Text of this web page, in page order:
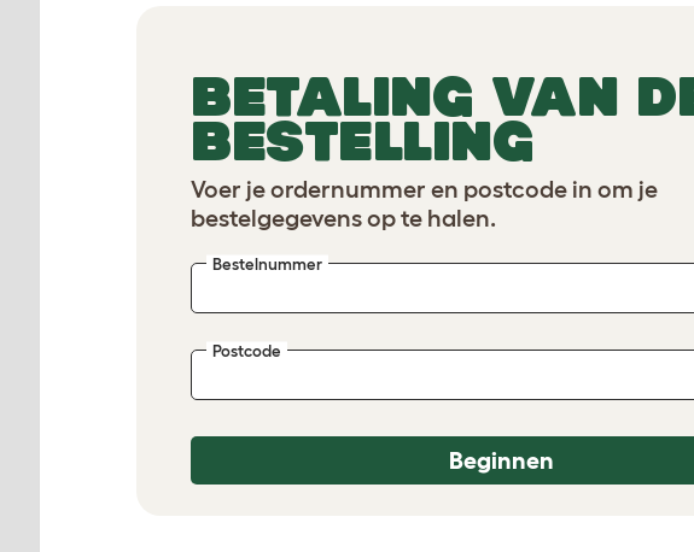
BETALING VAN
BESTELLING
Voer je ordernummer en postcode in om je
bestelgegevens op te halen.
Bestelnummer
Postcode
Beginnen